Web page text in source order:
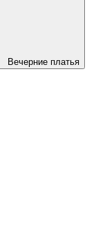
Вечерние платья